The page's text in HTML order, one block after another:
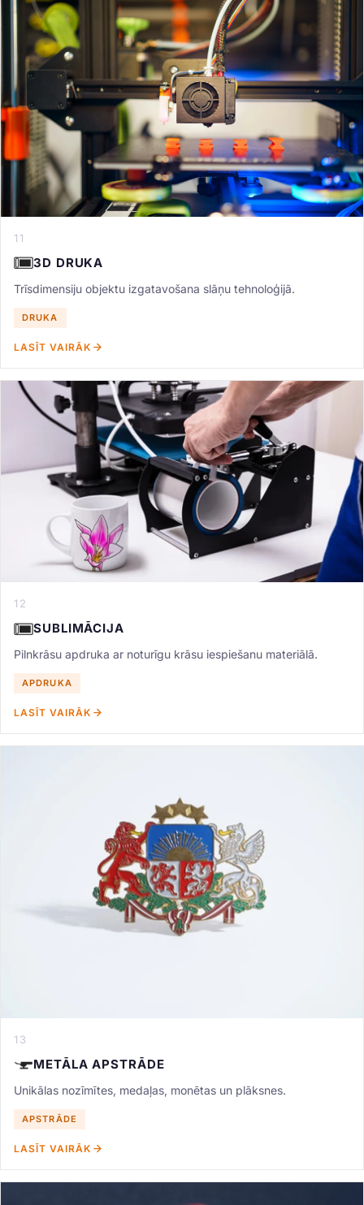
11
3D DRUKA
Trīsdimensiju objektu izgatavošana slāņu tehnoloģijā.
DRUKA
LASĪT VAIRĀK
12
SUBLIMĀCIJA
Pilnkrāsu apdruka ar noturīgu krāsu iespiešanu materiālā.
APDRUKA
LASĪT VAIRĀK
13
METĀLA APSTRĀDE
Unikālas nozīmītes, medaļas, monētas un plāksnes.
APSTRĀDE
LASĪT VAIRĀK